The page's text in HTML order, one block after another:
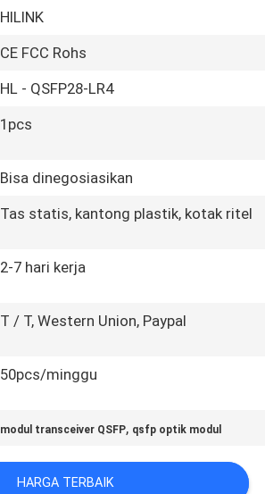
HILINK
CE FCC Rohs
HL - QSFP28-LR4
1pcs
Bisa dinegosiasikan
Tas statis, kantong plastik, kotak ritel
2-7 hari kerja
T / T, Western Union, Paypal
50pcs/minggu
modul transceiver QSFP, qsfp optik modul
HARGA TERBAIK